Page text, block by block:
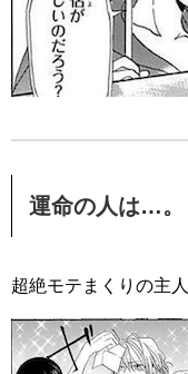
運命の人は…。
超絶モテまくりの主人